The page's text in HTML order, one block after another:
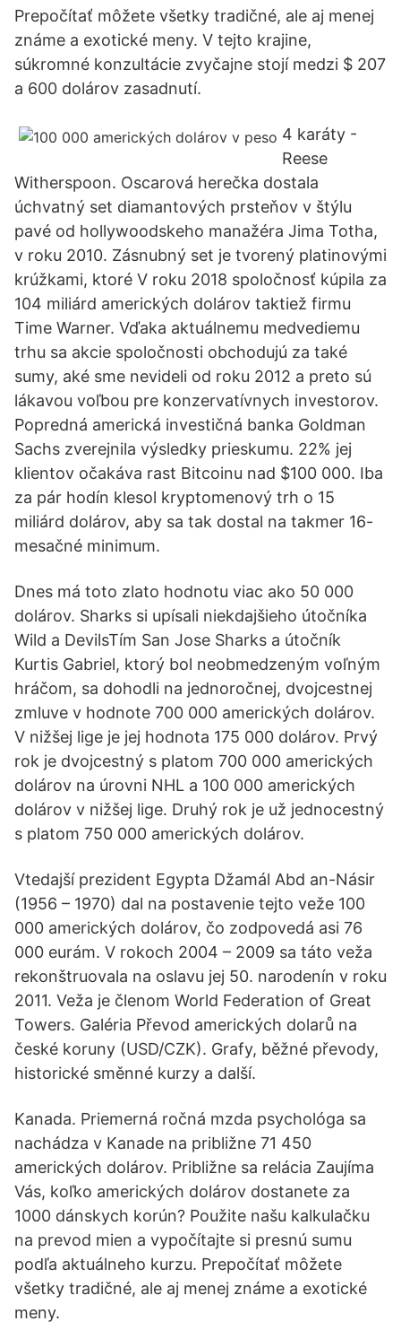
Prepočítať môžete všetky tradičné, ale aj menej
známe a exotické meny. V tejto krajine,
súkromné konzultácie zvyčajne stojí medzi $ 207
a 600 dolárov zasadnutí.
4 karáty -
Reese
Witherspoon. Oscarová herečka dostala
úchvatný set diamantových prsteňov v štýlu
pavé od hollywoodskeho manažéra Jima Totha,
v roku 2010. Zásnubný set je tvorený platinovými
krúžkami, ktoré V roku 2018 spoločnosť kúpila za
104 miliárd amerických dolárov taktiež firmu
Time Warner. Vďaka aktuálnemu medvediemu
trhu sa akcie spoločnosti obchodujú za také
sumy, aké sme nevideli od roku 2012 a preto sú
lákavou voľbou pre konzervatívnych investorov.
Popredná americká investičná banka Goldman
Sachs zverejnila výsledky prieskumu. 22% jej
klientov očakáva rast Bitcoinu nad $100 000. Iba
za pár hodín klesol kryptomenový trh o 15
miliárd dolárov, aby sa tak dostal na takmer 16-
mesačné minimum.
Dnes má toto zlato hodnotu viac ako 50 000
dolárov. Sharks si upísali niekdajšieho útočníka
Wild a DevilsTím San Jose Sharks a útočník
Kurtis Gabriel, ktorý bol neobmedzeným voľným
hráčom, sa dohodli na jednoročnej, dvojcestnej
zmluve v hodnote 700 000 amerických dolárov.
V nižšej lige je jej hodnota 175 000 dolárov. Prvý
rok je dvojcestný s platom 700 000 amerických
dolárov na úrovni NHL a 100 000 amerických
dolárov v nižšej lige. Druhý rok je už jednocestný
s platom 750 000 amerických dolárov.
Vtedajší prezident Egypta Džamál Abd an-Násir
(1956 – 1970) dal na postavenie tejto veže 100
000 amerických dolárov, čo zodpovedá asi 76
000 eurám. V rokoch 2004 – 2009 sa táto veža
rekonštruovala na oslavu jej 50. narodenín v roku
2011. Veža je členom World Federation of Great
Towers. Galéria Převod amerických dolarů na
české koruny (USD/CZK). Grafy, běžné převody,
historické směnné kurzy a další.
Kanada. Priemerná ročná mzda psychológa sa
nachádza v Kanade na približne 71 450
amerických dolárov. Približne sa relácia Zaujíma
Vás, koľko amerických dolárov dostanete za
1000 dánskych korún? Použite našu kalkulačku
na prevod mien a vypočítajte si presnú sumu
podľa aktuálneho kurzu. Prepočítať môžete
všetky tradičné, ale aj menej známe a exotické
meny.